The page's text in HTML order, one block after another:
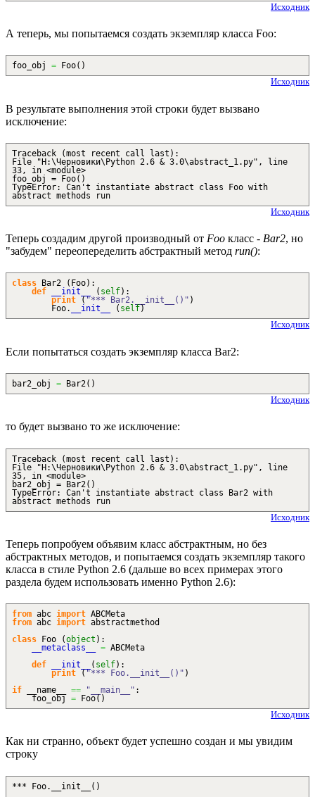
Исходник
А теперь, мы попытаемся создать экземпляр класса Foo:
foo_obj = Foo( )
Исходник
В результате выполнения этой строки будет вызвано
исключение:
Traceback (most recent call last):
File "H:\Черновики\Python 2.6 & 3.0\abstract_1.py", line
33, in <module>
foo_obj = Foo()
TypeError: Can't instantiate abstract class Foo with
abstract methods run
Исходник
Теперь создадим другой производный от Foo класс - Bar2, но
"забудем" переопеределить абстрактный метод run():
class Bar2 ( Foo) :
def
__init__ ( self) :
print
( "*** Bar2.__init__()" )
Foo.
__init__ ( self)
Исходник
Если попытаться создать экземпляр класса Bar2:
bar2_obj = Bar2( )
Исходник
то будет вызвано то же исключение:
Traceback (most recent call last):
File "H:\Черновики\Python 2.6 & 3.0\abstract_1.py", line
35, in <module>
bar2_obj = Bar2()
TypeError: Can't instantiate abstract class Bar2 with
abstract methods run
Исходник
Теперь попробуем объявим класс абстрактным, но без
абстрактных методов, и попытаемся создать экземпляр такого
класса в стиле Python 2.6 (дальше во всех примерах этого
раздела будем использовать именно Python 2.6):
from abc import ABCMeta
from abc import abstractmethod
class Foo (object ) :
__metaclass__
= ABCMeta
def
__init__ ( self) :
print
( "*** Foo.__init__()" )
if __name__ == "__main__" :
foo_obj = Foo( )
Исходник
Как ни странно, объект будет успешно создан и мы увидим
строку
*** Foo.__init__()